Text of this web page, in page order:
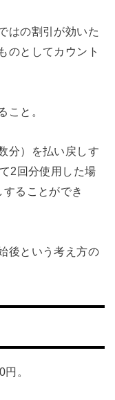
はの割引が効いた
のとしてカウント
こと。
分）を払い戻しす
2回分使用した場
ることができ
後という考え方の
。